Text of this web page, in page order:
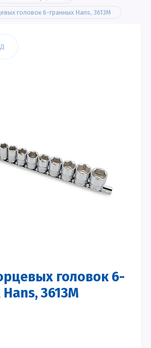
головок 6-гранных Hans, 3613M
головок 6-
3613M